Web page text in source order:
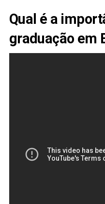
Qual é a
graduação em